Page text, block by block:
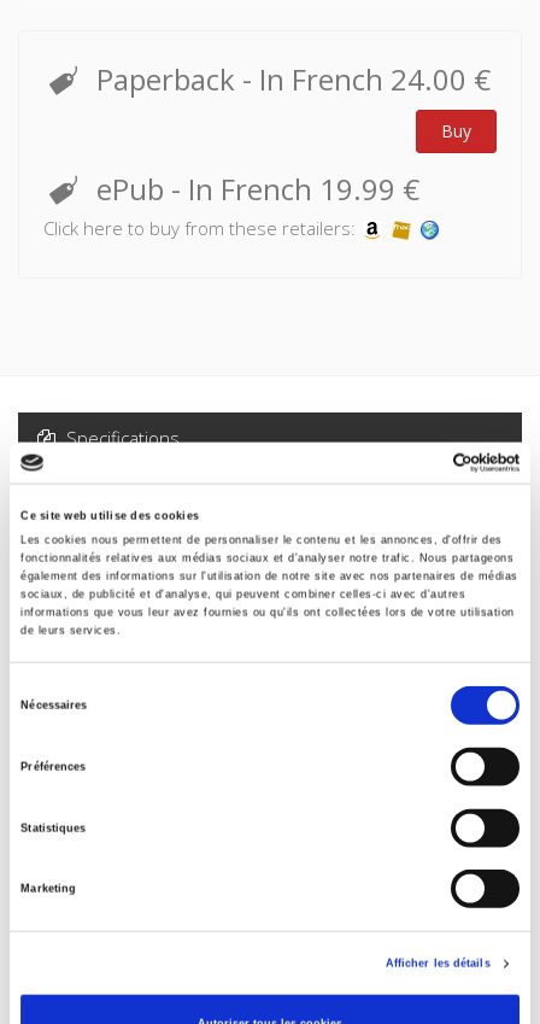
Ce site web utilise des cookies
Les cookies nous permettent de personnaliser le contenu et les annonces, d'offrir des
fonctionnalités relatives aux médias sociaux et d'analyser notre trafic. Nous partageons
également des informations sur l'utilisation de notre site avec nos partenaires de médias
sociaux, de publicité et d'analyse, qui peuvent combiner celles-ci avec d'autres
informations que vous leur avez fournies ou qu'ils ont collectées lors de votre utilisation
de leurs services.
Nécessaires
Préférences
Statistiques
Marketing
Afficher les détails
Paperback - In French 24.00 €
Buy
ePub - In French 19.99 €
Click here to buy from these retailers:
Specifications
Formats
Contents
Specifications
Publisher
Author
Collection
Language